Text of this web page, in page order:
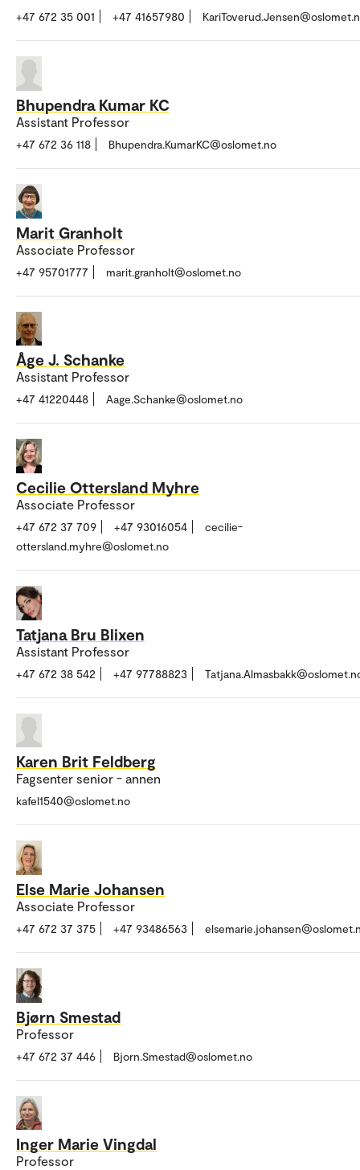
+47 672 35 001 +47 41657980
Bhupendra Kumar KC
Assistant Professor
+47 672 36 118 Bhupendra.KumarKC@oslomet.no
Marit Granholt
Associate Professor
+47 95701777 marit.granholt@oslomet.no
Åge J. Schanke
Assistant Professor
+47 41220448 Aage.Schanke@oslomet.no
Cecilie Ottersland Myhre
Associate Professor
+47 672 37 709 +47 93016054
cecilie-
ottersland.myhre@oslomet.no
Tatjana Bru Blixen
Assistant Professor
+47 672 38 542 +47 97788823
Karen Brit Feldberg
Fagsenter senior - annen
kafel1540@oslomet.no
Else Marie Johansen
Associate Professor
+47 672 37 375 +47 93486563
Bjørn Smestad
Professor
+47 672 37 446 Bjorn.Smestad@oslomet.no
Inger Marie Vingdal
Professor